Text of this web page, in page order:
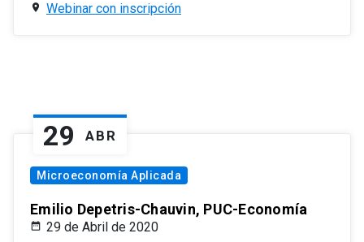
Webinar con inscripción
29 ABR
Microeconomía Aplicada
Emilio Depetris-Chauvin, PUC-Economía
29 de Abril de 2020